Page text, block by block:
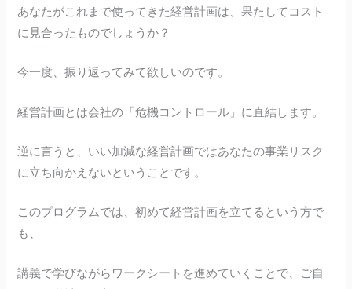
あなたがこれまで使ってきた経営計画は、果たしてコスト
に見合ったものでしょうか？
今一度、振り返ってみて欲しいのです。
経営計画とは会社の「危機コントロール」に直結します。
逆に言うと、いい加減な経営計画ではあなたの事業リスク
に立ち向かえないということです。
このプログラムでは、初めて経営計画を立てるという方で
も、
講義で学びながらワークシートを進めていくことで、ご自